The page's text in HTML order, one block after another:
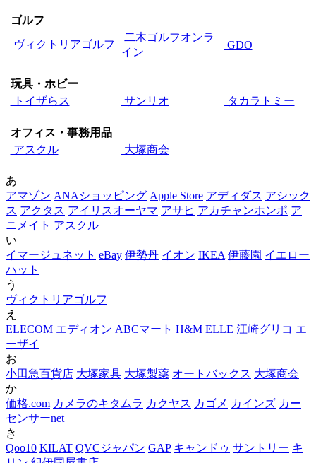
ゴルフ
ヴィクトリアゴルフ
二木ゴルフオンラ
イン
GDO
玩具・ホビー
トイザらス
サンリオ タカラトミー
オフィス・事務用品
アスクル
大塚商会
あ
アマゾン ANAショッピング Apple Store アディダス アシック
ス アクタス アイリスオーヤマ アサヒ アカチャンホンポ ア
ニメイト アスクル
い
イマージュネット eBay 伊勢丹 イオン IKEA 伊藤園 イエロー
ハット
う
ヴィクトリアゴルフ
え
ELECOM エディオン ABCマート H&M ELLE 江崎グリコ エ
ーザイ
お
小田急百貨店 大塚家具 大塚製薬 オートバックス 大塚商会
か
価格.com カメラのキタムラ カクヤス カゴメ カインズ カー
センサーnet
き
Qoo10 KILAT QVCジャパン GAP キャンドゥ サントリー キ